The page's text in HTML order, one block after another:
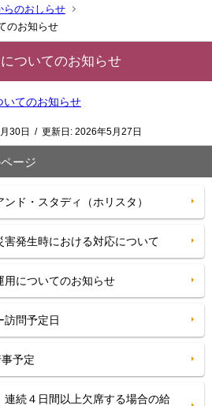
らのおしらせ
のお知らせ
ついてのお知らせ
いてのお知らせ
30日 / 更新日: 2026年5月27日
ージ
ド・スタディ（ホリスタ）
発生時における対応について
用についてのお知らせ
訪問予定日
予定
連続４日間以上欠席する場合の給